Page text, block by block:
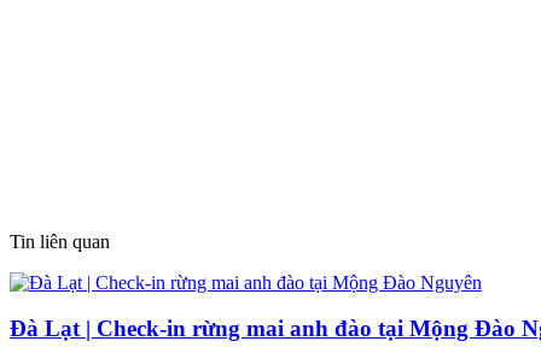
Tin liên quan
Đà Lạt | Check-in rừng mai anh đào tại Mộng Đào